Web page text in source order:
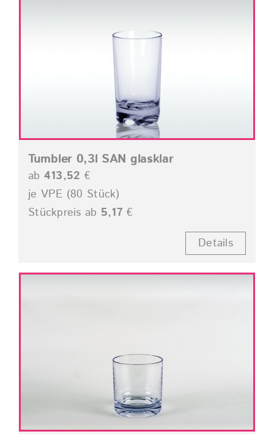
Tumbler 0,3l SAN glasklar
ab 413,52 €
je VPE (80 Stück)
Stückpreis ab 5,17 €
Details